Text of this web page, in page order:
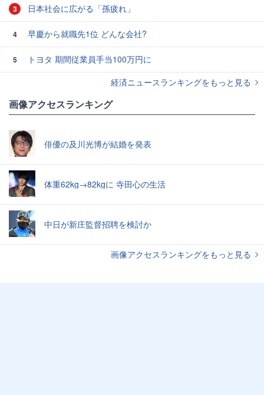
3 日本社会に広がる「孫疲れ」
4 早慶から就職先1位 どんな会社?
5
トヨタ 期間従業員手当100万円に
経済ニュースランキングをもっと見る
画像アクセスランキング
俳優の及川光博が結婚を発表
体重62kg→82kgに 寺田心の生活
中日が新庄監督招聘を検討か
画像アクセスランキングをもっと見る